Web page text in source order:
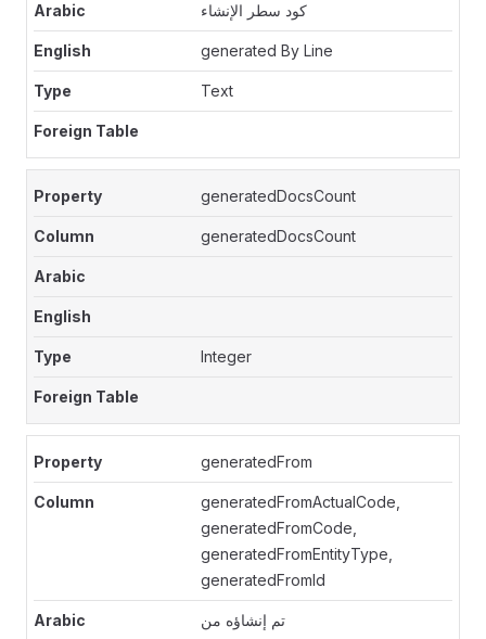
كود سطر الإنشاء
generated By Line
Text
generatedDocsCount
generatedDocsCount
Integer
generatedFrom
generatedFromActualCode,
generatedFromCode,
generatedFromEntityType,
generatedFromId
تم إنشاؤه من